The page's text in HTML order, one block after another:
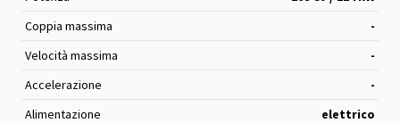
Coppia massima
-
Velocità massima
-
Accelerazione
-
Alimentazione
elettrico